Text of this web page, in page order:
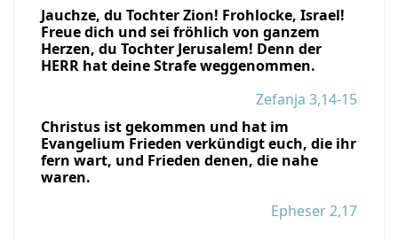
Jauchze, du Tochter Zion! Frohlocke, Israel!
Freue dich und sei fröhlich von ganzem
Herzen, du Tochter Jerusalem! Denn der
HERR hat deine Strafe weggenommen.
Zefanja 3,14-15
Christus ist gekommen und hat im
Evangelium Frieden verkündigt euch, die ihr
fern wart, und Frieden denen, die nahe
waren.
Epheser 2,17